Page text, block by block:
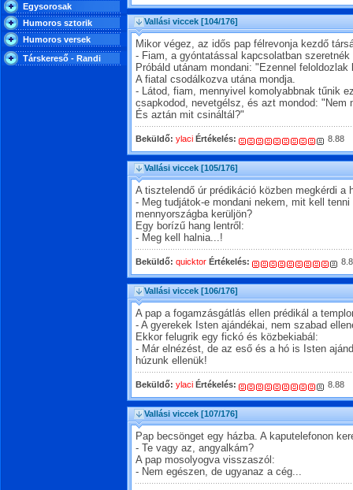
Egysorosak
Humoros sztorik
Humoros versek
Társkereső - Randi
Vallási viccek [104/176]
Mikor végez, az idős pap félrevonja kezdő
- Fiam, a gyóntatással kapcsolatban
Próbáld utánam mondani: "Ezennel
A fiatal csodálkozva utána mondja.
- Látod, fiam, mennyivel komolyabbnak tűnik
csapkodod, nevetgélsz, és azt mondod: "Nem
És aztán mit csináltál?"
Beküldő: ylaci Értékelés: 8.88
Vallási viccek [105/176]
A tisztelendő úr prédikáció közben megkérdi a
- Meg tudjátok-e mondani nekem, mit kell
mennyországba kerüljön?
Egy borízű hang lentről:
- Meg kell halnia...!
Beküldő: quicktor Értékelés:
Vallási viccek [106/176]
A pap a fogamzásgátlás ellen prédikál a
- A gyerekek Isten ajándékai, nem szabad
Ekkor felugrik egy fickó és közbekiabál:
- Már elnézést, de az eső és a hó is Isten
húzunk ellenük!
Beküldő: ylaci Értékelés: 8.88
Vallási viccek [107/176]
Pap becsönget egy házba. A kaputelefonon
- Te vagy az, angyalkám?
A pap mosolyogva visszaszól:
- Nem egészen, de ugyanaz a cég...